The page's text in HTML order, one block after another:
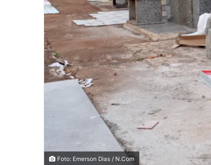
Foto: Emerson Dias / N.Com